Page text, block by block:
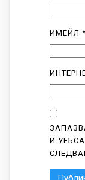
ИМЕЙЛ *
И